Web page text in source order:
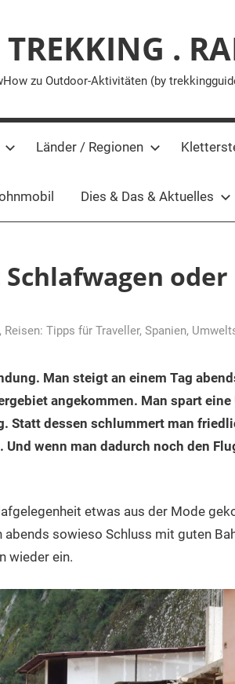
.
zu Outdoor-Aktivitäten (by
Länder / Regionen
Dies & Das & Aktuelles
oder
, Reisen: Tipps für Traveller, Spanien,
Man steigt an einem Tag
angekommen. Man spart
Statt dessen schlummert man
wenn man dadurch noch den
etwas aus der Mode
sowieso Schluss mit guten
wieder ein.